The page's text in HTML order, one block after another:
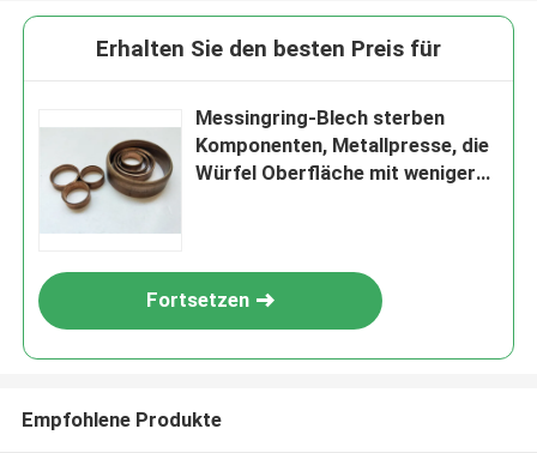
Erhalten Sie den besten Preis für
Messingring-Blech sterben
Komponenten, Metallpresse, die
Würfel Oberfläche mit weniger
Fortsetzen
Empfohlene Produkte